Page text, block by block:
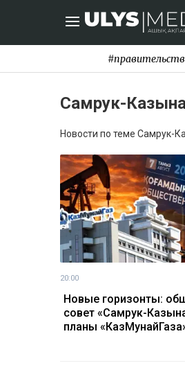
Самрук-
Новости по теме Самрук-
20:00
Новые горизонты:
совет «Самрук-
планы